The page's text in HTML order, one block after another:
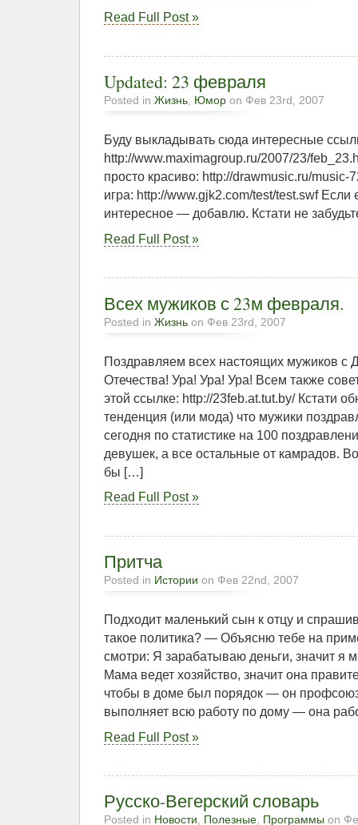
Read Full Post »
Updated: 23 февраля
Posted in Жизнь Юмор on Фев 23rd, 2007
Буду выкладывать сюда интересные
http://www.maximagroup.ru/2007/23/
просто красиво: http://drawmusic.ru/
игра: http://www.gjk2.com/test/test.swf Если
интересное — добавлю. Кстати не
Read Full Post »
Всех мужиков с 23м февраля.
Posted in Жизнь on Фев 23rd, 2007
Поздравляем всех настоящих мужиков с
Отечества! Ура! Ура! Ура! Всем также
этой ссылке: http://23feb.at.tut.by/ Кстати
тенденция (или мода) что мужики
сегодня по статистике на 100
девушек, а все остальные от камрадов.
бы […]
Read Full Post »
Притча
Posted in Истории on Фев 22nd, 2007
Подходит маленький сын к отцу и
такое политика? — Объясню тебе на
смотри: Я зарабатываю деньги, значит я
Мама ведет хозяйство, значит она
чтобы в доме был порядок — он
выполняет всю работу по дому — она
Read Full Post »
Русско-Вегерский словарь
Posted in Новости, Полезные, Программы on